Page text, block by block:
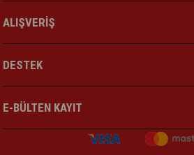
ALIŞVERİŞ
DESTEK
E-BÜLTEN KAYIT